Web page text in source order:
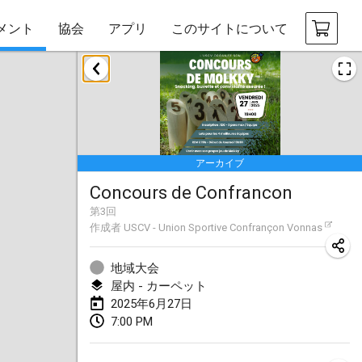
ント 協会 アプリ このサイトについて
アーカイブ
Concours de Confrancon
第3回
作成者 USCV - Union Sportive Confrançon Vonnas
地域大会
屋内 - カーペット
2025年6月27日
7:00 PM
2025年1月
Tournoi Mixte ASPTTOM
2025年1月18日|フランス
Indoor Polish Open 2025 - Singles
2025年1月18日|ポーランド
Tournoi de St Max
2025年1月19日|フランス
2025年1月19日
Tournoi de Mölkky - Lesfous Dubâtonvaigeois